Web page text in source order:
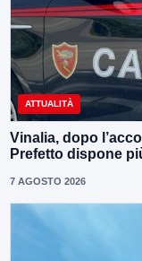
ATTUALITÀ
Vinalia, dopo
Prefetto dispone
7 AGOSTO 2026